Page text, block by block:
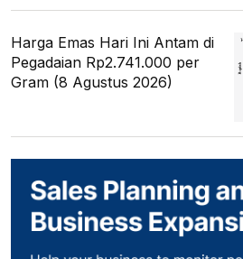
Harga Emas Hari Ini Antam di
Pegadaian Rp2.741.000 per
Gram (8 Agustus 2026)